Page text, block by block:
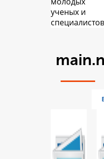
ученых и
специалистов